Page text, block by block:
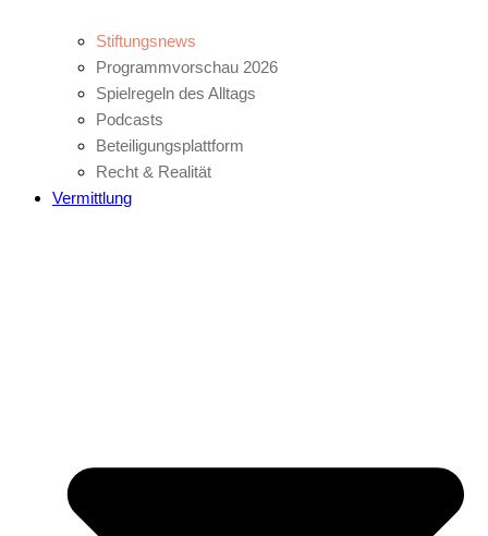
Stiftungsnews
Programmvorschau 2026
Spielregeln des Alltags
Podcasts
Beteiligungsplattform
Recht & Realität
Vermittlung